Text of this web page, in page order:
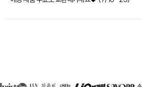
제휴회사